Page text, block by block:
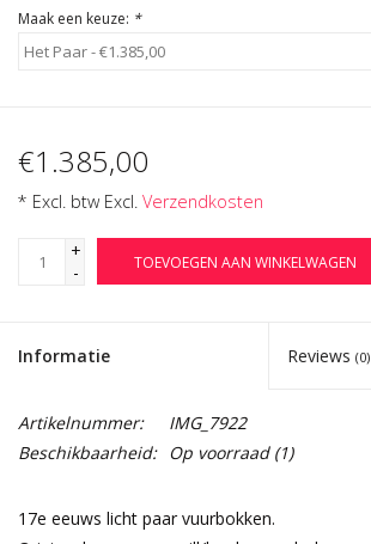
Maak een keuze: *
€1.385,00
* Excl. btw Excl. Verzendkosten
+
-
TOEVOEGEN AAN WINKELWAGEN
Informatie Reviews (0)
Artikelnummer:
IMG_7922
Beschikbaarheid: Op voorraad(1)
17e eeuws licht paar vuurbokken.